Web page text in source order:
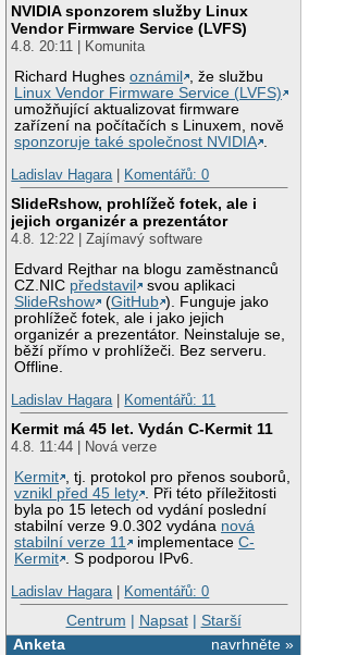
NVIDIA sponzorem služby Linux
Vendor Firmware Service (LVFS)
4.8. 20:11 | Komunita
Richard Hughesoznámil
, že službu
Linux Vendor Firmware Service (LVFS)
umožňující aktualizovat firmware
zařízení na počítačích s Linuxem, nově
sponzoruje také společnost NVIDIA .
Ladislav Hagara| Komentářů: 0
SlideRshow, prohlížeč fotek, ale i
jejich organizér a prezentátor
4.8. 12:22 | Zajímavý software
Edvard Rejthar na blogu zaměstnanců
CZ.NIC představil
svou aplikaci
SlideRshow
(GitHub ). Funguje jako
prohlížeč fotek, ale i jako jejich
organizér a prezentátor. Neinstaluje se,
běží přímo v prohlížeči. Bez serveru.
Offline.
Ladislav Hagara| Komentářů: 11
Kermit má 45 let. Vydán C-Kermit 11
4.8. 11:44 | Nová verze
Kermit , tj. protokol pro přenos souborů,
vznikl před 45 lety . Při této příležitosti
byla po 15 letech od vydání poslední
stabilní verze 9.0.302 vydána nová
stabilní verze 11
implementaceC-
Kermit . S podporou IPv6.
Ladislav Hagara| Komentářů: 0
Centrum | Napsat| Starší
navrhněte »
Anketa